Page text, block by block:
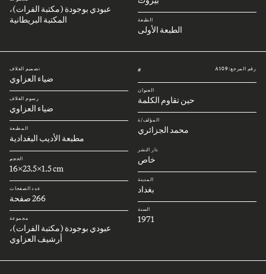
الطبعة
الطبعة الأولى
عبودي بوجودة (مكتبة الفرات)،
المكتبة البريطانية
رقم المرجع: A109 #
العنوان
حين تقاوم الكلمة
المؤلف/ة
محمد الجزائري
دار النشر
خاص
المدينة
بغداد
السنة
1971
تصميم الغلاف
ضياء العزاوي
رسوم الغلاف
ضياء العزاوي
المطبعة
مطبعة الأديب البغدادية
الحجم
16x23.5x1.5 cm
عدد الصفحات
266 صفحة
مجموعة
عبودي بوجودة (مكتبة الفرات)،
أرشيف العزاوي